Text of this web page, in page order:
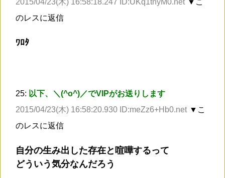
2015/04/23(木) 16:58:18.247 ID:UKq1tnyM0.net ▼こ
のレスに返信
ﾜﾛﾀ
25: 以下、＼(^o^)／でVIPがお送りします
2015/04/23(木) 16:58:20.930 ID:meZz6+Hb0.net ▼こ
のレスに返信
自分の生み出した存在と喧嘩するって
どういう気分なんだろう